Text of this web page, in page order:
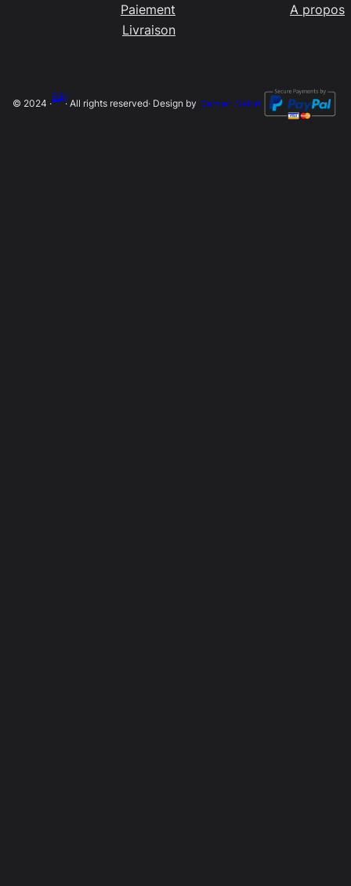
Paiement
Livraison
A propos
© 2024 ·
SLip
· All rights reserved· Design by Damien Salort